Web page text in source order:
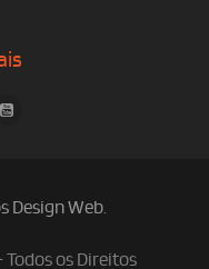
Design Web.
Todos os Direitos